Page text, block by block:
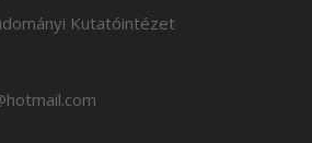
Kutatóintézet